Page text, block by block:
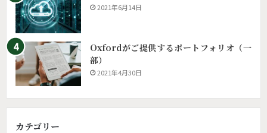
2021年6月14日
Oxfordがご提供するポートフォリオ（一
部）
2021年4月30日
カテゴリー